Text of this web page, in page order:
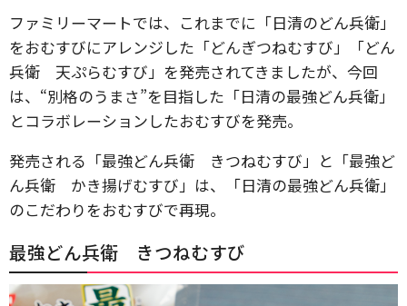
ファミリーマートでは、これまでに「日清のどん兵衛」
をおむすびにアレンジした「どんぎつねむすび」「どん
兵衛 天ぷらむすび」を発売されてきましたが、今回
は、“別格のうまさ”を目指した「日清の最強どん兵衛」
とコラボレーションしたおむすびを発売。
発売される「最強どん兵衛 きつねむすび」と「最強ど
ん兵衛 かき揚げむすび」は、「日清の最強どん兵衛」
のこだわりをおむすびで再現。
最強どん兵衛 きつねむすび